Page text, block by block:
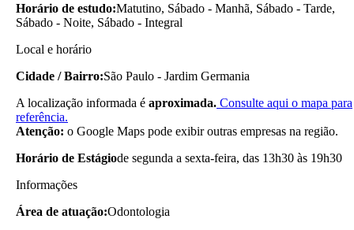
Horário de estudo:Matutino, Sábado - Manhã, Sábado - Tarde,
Sábado - Noite, Sábado - Integral
Local e horário
Cidade / Bairro:São Paulo - Jardim Germania
A localização informada é aproximada. Consulte aqui o mapa para
referência.
Atenção: o Google Maps pode exibir outras empresas na região.
Horário de Estágiode segunda a sexta-feira, das 13h30 às 19h30
Informações
Área de atuação:Odontologia